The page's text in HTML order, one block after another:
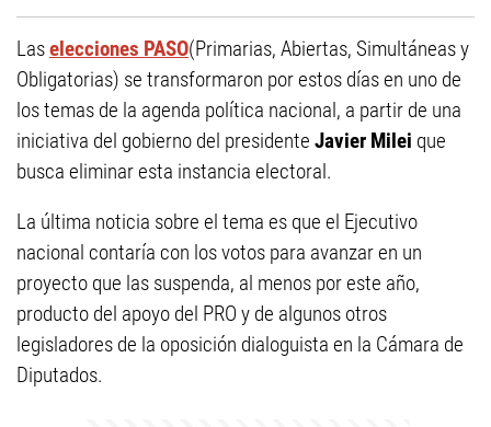
Laselecciones PASO(Primarias, Abiertas, Simultáneas y
Obligatorias) se transformaron por estos días en uno de
los temas de la agenda política nacional, a partir de una
iniciativa del gobierno del presidente Javier Milei que
busca eliminar esta instancia electoral.
La última noticia sobre el tema es que el Ejecutivo
nacional contaría con los votos para avanzar en un
proyecto que las suspenda, al menos por este año,
producto del apoyo del PRO y de algunos otros
legisladores de la oposición dialoguista en la Cámara de
Diputados.